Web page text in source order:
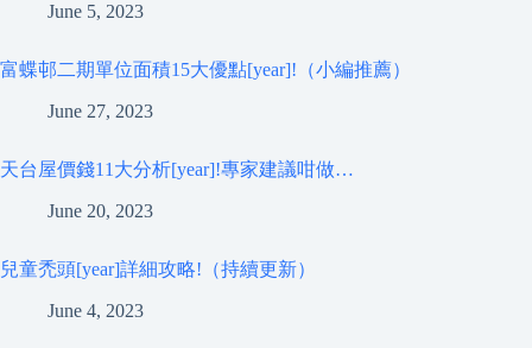
June 5, 2023
富蝶邨二期單位面積15大優點[year]!（小編推薦）
June 27, 2023
天台屋價錢11大分析[year]!專家建議咁做…
June 20, 2023
兒童禿頭[year]詳細攻略!（持續更新）
June 4, 2023